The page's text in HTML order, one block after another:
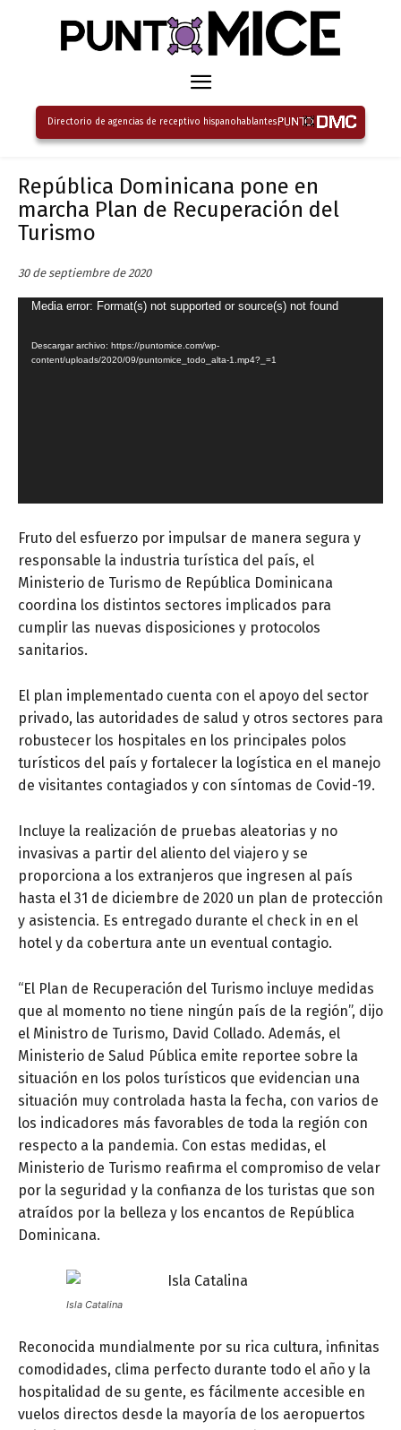
Directorio de agencias de receptivo hispanohablantes
República Dominicana pone en
marcha Plan de Recuperación del
Turismo
30 de septiembre de 2020
o
r
d
e
v
i
d
o
Media error: Format(s) not supported or source(s) not found
Descargar archivo: https://puntomice.com/wp-
content/uploads/2020/09/puntomice_todo_alta-1.mp4?_=1
Fruto del esfuerzo por impulsar de manera segura y
responsable la industria turística del país, el
Ministerio de Turismo de República Dominicana
coordina los distintos sectores implicados para
cumplir las nuevas disposiciones y protocolos
sanitarios.
El plan implementado cuenta con el apoyo del sector
privado, las autoridades de salud y otros sectores para
robustecer los hospitales en los principales polos
turísticos del país y fortalecer la logística en el manejo
de visitantes contagiados y con síntomas de Covid-19.
Incluye la realización de pruebas aleatorias y no
invasivas a partir del aliento del viajero y se
proporciona a los extranjeros que ingresen al país
hasta el 31 de diciembre de 2020 un plan de protección
y asistencia. Es entregado durante el check in en el
hotel y da cobertura ante un eventual contagio.
“El Plan de Recuperación del Turismo incluye medidas
que al momento no tiene ningún país de la región”, dijo
el Ministro de Turismo, David Collado. Además, el
Ministerio de Salud Pública emite reportee sobre la
situación en los polos turísticos que evidencian una
situación muy controlada hasta la fecha, con varios de
los indicadores más favorables de toda la región con
respecto a la pandemia. Con estas medidas, el
Ministerio de Turismo reafirma el compromiso de velar
por la seguridad y la confianza de los turistas que son
atraídos por la belleza y los encantos de República
Dominicana.
Isla Catalina
Reconocida mundialmente por su rica cultura, infinitas
comodidades, clima perfecto durante todo el año y la
hospitalidad de su gente, es fácilmente accesible en
vuelos directos desde la mayoría de los aeropuertos